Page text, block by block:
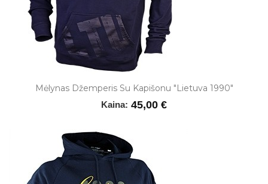
Mėlynas Džemperis Su Kapišonu "Lietuva 1990"
Kaina: 45,00 €